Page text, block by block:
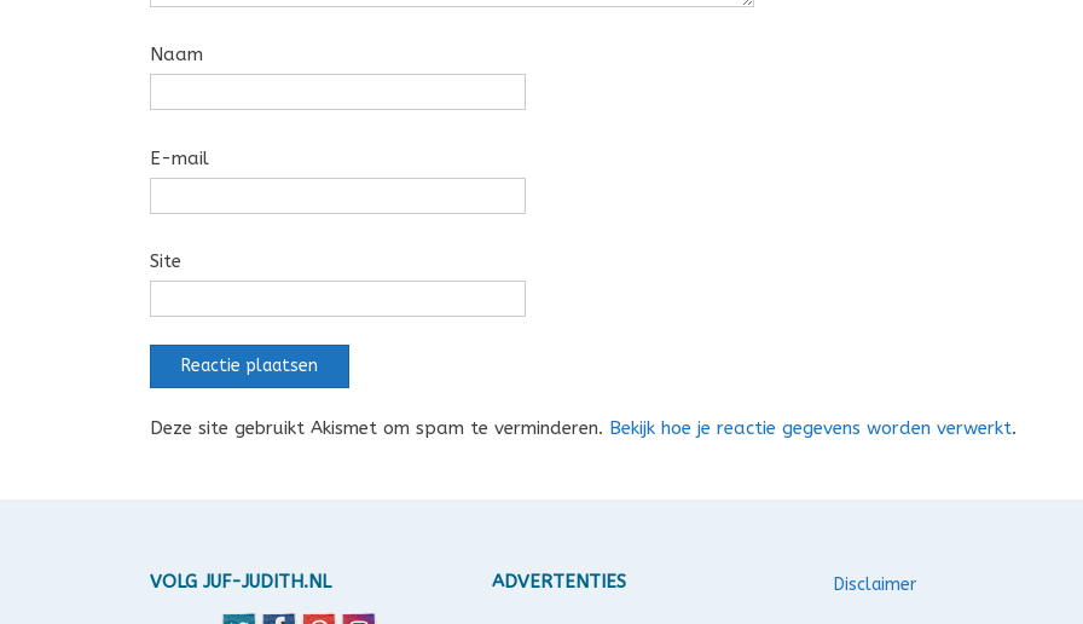
Naam
E-mail
Site
Deze site gebruikt Akismet om spam te verminderen. Bekijk hoe je reactie gegevens worden verwerkt.
VOLG JUF-JUDITH.NL ADVERTENTIES Disclaimer